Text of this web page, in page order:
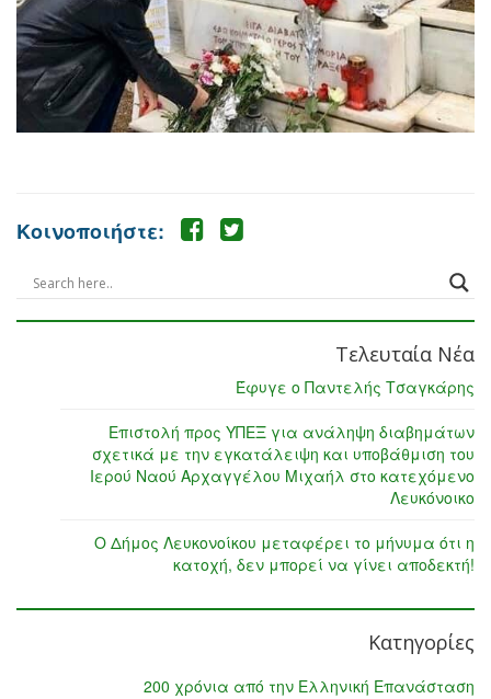
Κοινοποιήστε:
Τελευταία Νέα
Έφυγε ο Παντελής Τσαγκάρης
Επιστολή προς ΥΠΕΞ για ανάληψη διαβημάτων
σχετικά με την εγκατάλειψη και υποβάθμιση του
Ιερού Ναού Αρχαγγέλου Μιχαήλ στο κατεχόμενο
Λευκόνοικο
Ο Δήμος Λευκονοίκου μεταφέρει το μήνυμα ότι η
κατοχή, δεν μπορεί να γίνει αποδεκτή!
Κατηγορίες
200 χρόνια από την Ελληνική Επανάσταση